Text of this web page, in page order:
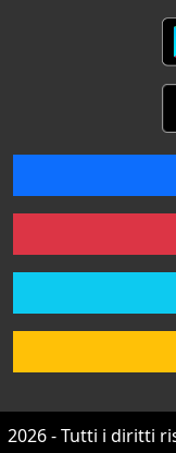
2026 - Tutti i diritti